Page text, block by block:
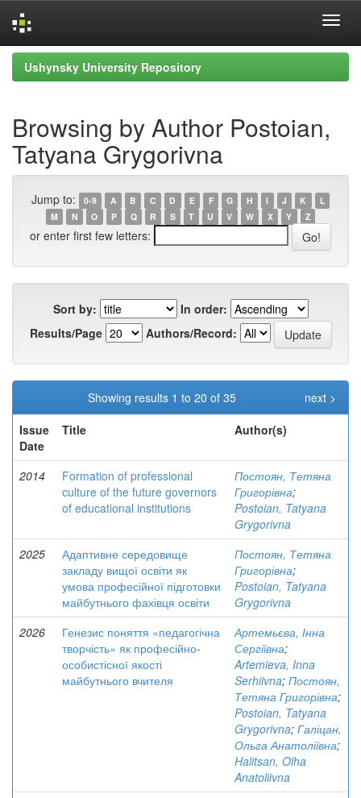
Skip
navigation
Ushynsky University Repository
Browsing by Author Postoian,
Tatyana Grygorivna
Jump to: 0-9 A B C D E F G H I J K
L
M
N O P Q R S T U V W X Y Z
or enter first few letters:
Sort by:
In order:
Results/Page
Authors/Record:
Showing results 1 to 20 of 35
next >
Issue
Date
Title Author(s)
2014
Formation of professional
culture of the future governors
of educational institutions
Постоян, Тетяна
Григорівна;
Postoian, Tatyana
Grygorivna
2025
Адаптивне середовище
закладу вищої освіти як
умова професійної підготовки
майбутнього фахівця освіти
Постоян, Тетяна
Григорівна;
Postoian, Tatyana
Grygorivna
2026
Генезис поняття «педагогічна
творчість» як професійно-
особистісної якості
майбутнього вчителя
Артемьєва, Інна
Сергіївна;
Artemieva, Inna
Serhiivna; Постоян,
Тетяна Григорівна;
Postoian, Tatyana
Grygorivna; Галіцан,
Ольга Анатоліївна;
Halitsan, Olha
Anatoliivna